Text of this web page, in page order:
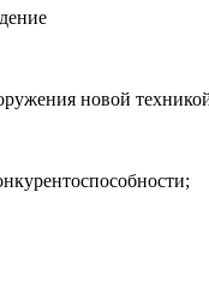
новой